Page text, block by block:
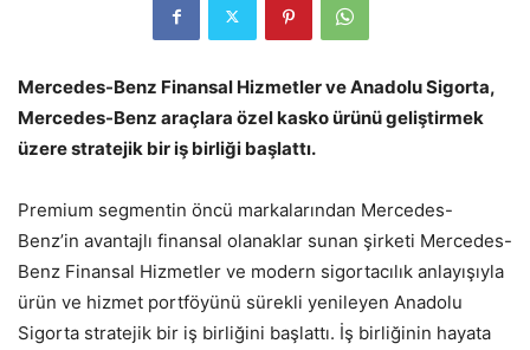
Mercedes-Benz Finansal Hizmetler ve Anadolu Sigorta,
Mercedes-Benz araçlara özel kasko ürünü geliştirmek
üzere stratejik bir iş birliği başlattı.
Premium segmentin öncü markalarından Mercedes-
Benz’in avantajlı finansal olanaklar sunan şirketi Mercedes-
Benz Finansal Hizmetler ve modern sigortacılık anlayışıyla
ürün ve hizmet portföyünü sürekli yenileyen Anadolu
Sigorta stratejik bir iş birliğini başlattı. İş birliğinin hayata